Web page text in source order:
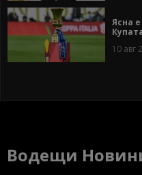
Ясна
10 авг
Водещи